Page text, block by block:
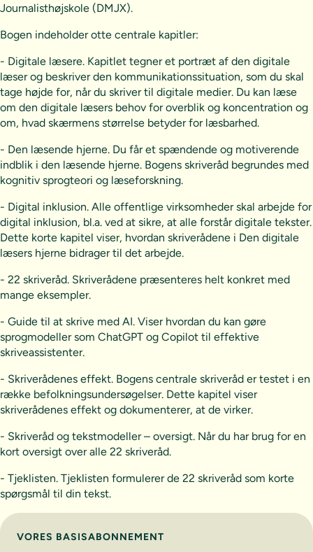
Journalisthøjskole (DMJX).
Bogen indeholder otte centrale kapitler:
- Digitale læsere. Kapitlet tegner et portræt af den digitale
læser og beskriver den kommunikationssituation, som du skal
tage højde for, når du skriver til digitale medier. Du kan læse
om den digitale læsers behov for overblik og koncentration og
om, hvad skærmens størrelse betyder for læsbarhed.
- Den læsende hjerne. Du får et spændende og motiverende
indblik i den læsende hjerne. Bogens skriveråd begrundes med
kognitiv sprogteori og læseforskning.
- Digital inklusion. Alle offentlige virksomheder skal arbejde for
digital inklusion, bl.a. ved at sikre, at alle forstår digitale tekster.
Dette korte kapitel viser, hvordan skriverådene i Den digitale
læsers hjerne bidrager til det arbejde.
- 22 skriveråd. Skriverådene præsenteres helt konkret med
mange eksempler.
- Guide til at skrive med AI. Viser hvordan du kan gøre
sprogmodeller som ChatGPT og Copilot til effektive
skriveassistenter.
- Skriverådenes effekt. Bogens centrale skriveråd er testet i en
række befolkningsundersøgelser. Dette kapitel viser
skriverådenes effekt og dokumenterer, at de virker.
- Skriveråd og tekstmodeller – oversigt. Når du har brug for en
kort oversigt over alle 22 skriveråd.
- Tjeklisten. Tjeklisten formulerer de 22 skriveråd som korte
spørgsmål til din tekst.
Vælg abonnement
VORES BASISABONNEMENT